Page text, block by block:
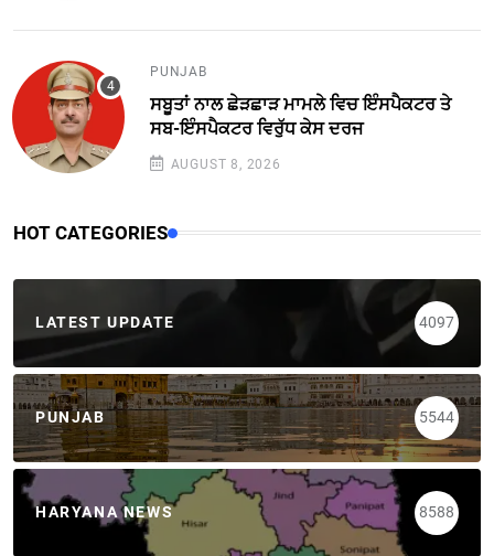
PUNJAB
ਸਬੂਤਾਂ ਨਾਲ ਛੇੜਛਾੜ ਮਾਮਲੇ ਵਿਚ ਇੰਸਪੈਕਟਰ ਤੇ
ਸਬ-ਇੰਸਪੈਕਟਰ ਵਿਰੁੱਧ ਕੇਸ ਦਰਜ
AUGUST 8, 2026
HOT CATEGORIES
LATEST UPDATE 4097
PUNJAB 5544
HARYANA NEWS 8588